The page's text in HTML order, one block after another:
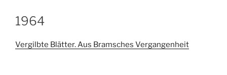
1964
Vergilbte Blätter. Aus Bramsches Vergangenheit